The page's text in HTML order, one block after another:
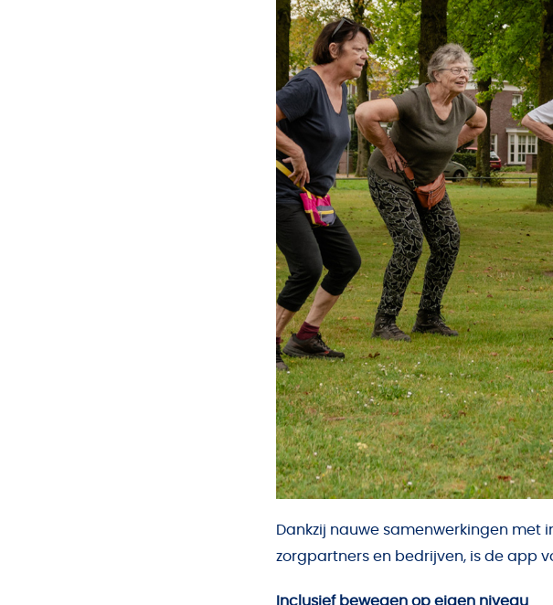
Dankzij nauwe samenwerkingen met
zorgpartners en bedrijven, is de app
Inclusief bewegen op eigen niveau